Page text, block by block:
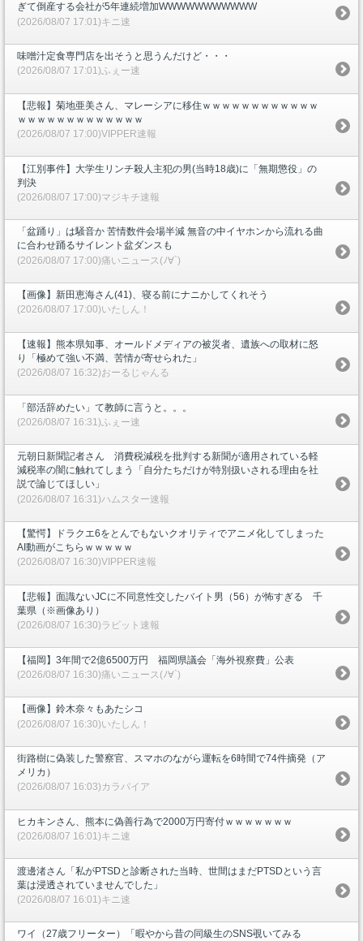
ぎて倒産する会社が5年連続増加WWWWWWWWWWW
(2026/08/07 17:01)キニ速
味噌汁定食専門店を出そうと思うんだけど・・・
(2026/08/07 17:01)ふぇー速
【悲報】菊地亜美さん、マレーシアに移住ｗｗｗｗｗｗｗｗｗｗｗｗ
ｗｗｗｗｗｗｗｗｗｗｗｗｗ
(2026/08/07 17:00)VIPPER速報
【江別事件】大学生リンチ殺人主犯の男(当時18歳)に「無期懲役」の
判決
(2026/08/07 17:00)マジキチ速報
「盆踊り」は騒音か 苦情数件会場半減 無音の中イヤホンから流れる曲
に合わせ踊るサイレント盆ダンスも
(2026/08/07 17:00)痛いニュース(ﾉ∀`)
【画像】新田恵海さん(41)、寝る前にナニかしてくれそう
(2026/08/07 17:00)いたしん！
【速報】熊本県知事、オールドメディアの被災者、遺族への取材に怒
り「極めて強い不満、苦情が寄せられた」
(2026/08/07 16:32)おーるじゃんる
「部活辞めたい」て教師に言うと。。。
(2026/08/07 16:31)ふぇー速
元朝日新聞記者さん 消費税減税を批判する新聞が適用されている軽
減税率の闇に触れてしまう「自分たちだけが特別扱いされる理由を社
説で論じてほしい」
(2026/08/07 16:31)ハムスター速報
【驚愕】ドラクエ6をとんでもないクオリティでアニメ化してしまった
AI動画がこちらｗｗｗｗｗ
(2026/08/07 16:30)VIPPER速報
【悲報】面識ないJCに不同意性交したバイト男（56）が怖すぎる 千
葉県（※画像あり）
(2026/08/07 16:30)ラビット速報
【福岡】3年間で2億6500万円 福岡県議会「海外視察費」公表
(2026/08/07 16:30)痛いニュース(ﾉ∀`)
【画像】鈴木奈々もあたシコ
(2026/08/07 16:30)いたしん！
街路樹に偽装した警察官、スマホのながら運転を6時間で74件摘発（ア
メリカ）
(2026/08/07 16:03)カラパイア
ヒカキンさん、熊本に偽善行為で2000万円寄付ｗｗｗｗｗｗｗ
(2026/08/07 16:01)キニ速
渡邊渚さん「私がPTSDと診断された当時、世間はまだPTSDという言
葉は浸透されていませんでした」
(2026/08/07 16:01)キニ速
ワイ（27歳フリーター）「暇やから昔の同級生のSNS覗いてみる